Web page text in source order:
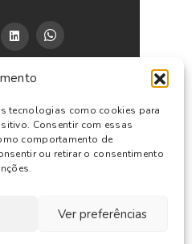
tecnologias como cookies para
Consentir com essas
comportamento de
ou retirar o consentimento
Ver preferências